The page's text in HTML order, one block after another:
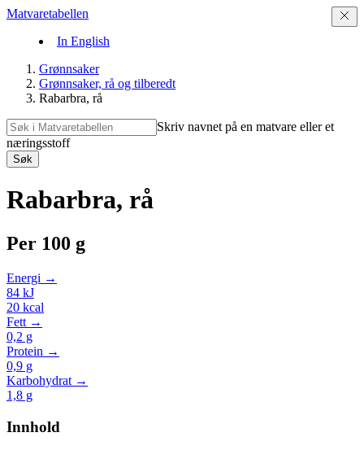
Matvaretabellen
In English
Grønnsaker
Grønnsaker, rå og tilberedt
Rabarbra, rå
Skriv navnet på en matvare eller et
næringsstoff
Søk
Rabarbra, rå
Per 100 g
Energi →
84 kJ
20 kcal
Fett →
0,2 g
Protein →
0,9 g
Karbohydrat →
1,8 g
Innhold